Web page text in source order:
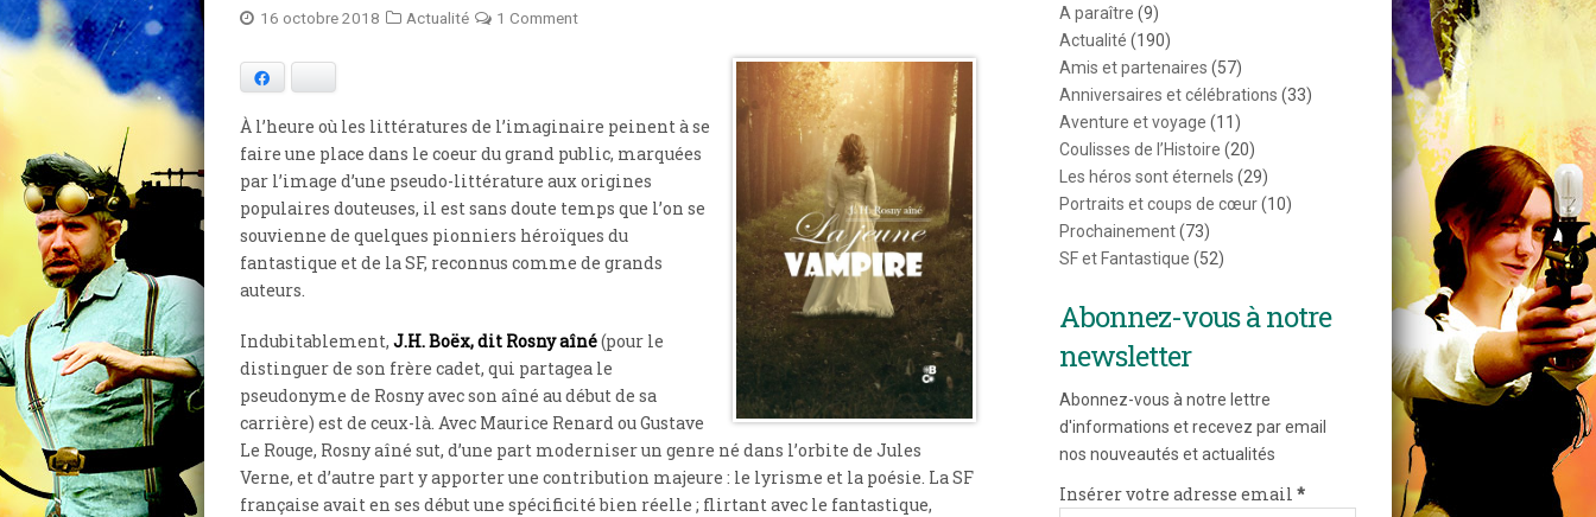
16 octobre 2018 Actualité 1 Comment
À l’heure où les littératures de l’imaginaire peinent à se
faire une place dans le coeur du grand public, marquées
par l’image d’une pseudo-littérature aux origines
populaires douteuses, il est sans doute temps que l’on se
souvienne de quelques pionniers héroïques du
fantastique et de la SF, reconnus comme de grands
auteurs.
Indubitablement, J.H. Boëx, dit Rosny aîné(pour le
distinguer de son frère cadet, qui partagea le
pseudonyme de Rosny avec son aîné au début de sa
carrière) est de ceux-là. Avec Maurice Renard ou Gustave
Le Rouge, Rosny aîné sut, d’une part moderniser un genre né dans l’orbite de Jules
Verne, et d’autre part y apporter une contribution majeure : le lyrisme et la poésie. La SF
française avait en ses début une spécificité bien réelle ; flirtant avec le fantastique,
A paraître (9)
Actualité (190)
Amis et partenaires (57)
Anniversaires et célébrations (33)
Aventure et voyage (11)
Coulisses de l’Histoire (20)
Les héros sont éternels (29)
Portraits et coups de cœur(10)
Prochainement(73)
SF et Fantastique (52)
Abonnez-vous à notre
newsletter
Abonnez-vous à notre lettre
d'informations et recevez par email
nos nouveautés et actualités
Insérer votre adresse email *